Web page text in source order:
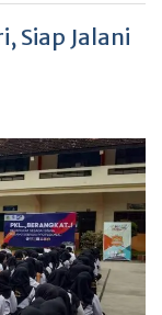
Siap Jalani